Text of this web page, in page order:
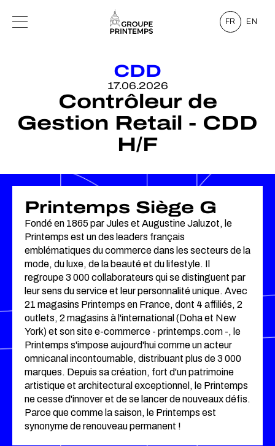
FR EN
CDD
17.06.2026
Contrôleur de
Gestion Retail - CDD
H/F
Printemps Siège G
Fondé en 1865 par Jules et Augustine Jaluzot, le
Printemps est un des leaders français
emblématiques du commerce dans les secteurs de la
mode, du luxe, de la beauté et du lifestyle. Il
regroupe 3 000 collaborateurs qui se distinguent par
leur sens du service et leur personnalité unique. Avec
21 magasins Printemps en France, dont 4 affiliés, 2
outlets, 2 magasins à l'international (Doha et New
York) et son site e-commerce - printemps.com -, le
Printemps s'impose aujourd'hui comme un acteur
omnicanal incontournable, distribuant plus de 3 000
marques. Depuis sa création, fort d'un patrimoine
artistique et architectural exceptionnel, le Printemps
ne cesse d'innover et de se lancer de nouveaux défis.
Parce que comme la saison, le Printemps est
synonyme de renouveau permanent !